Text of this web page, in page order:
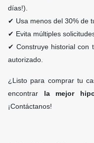
días!).
✔ Usa menos del 30% de
✔ Evita múltiples
✔ Construye historial con
autorizado.
¿Listo para comprar tu
encontrar la mejor
¡Contáctanos!